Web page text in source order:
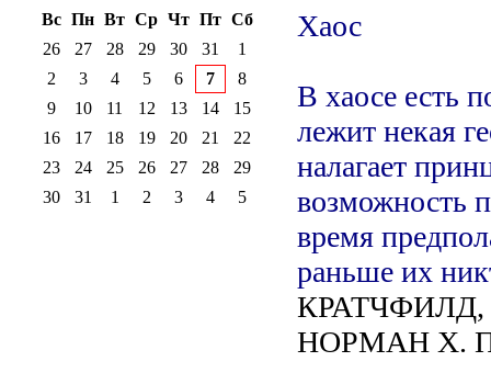
Хаос
В хаосе есть
лежит некая
налагает
возможность
время
раньше их
НОРМАН X.
Вс Пн Вт Ср Чт Пт Сб
26
27 28 29 30 31
1
2
3 4 5 6 7
8
9
10 11 12 13 14
15
16
17 18 19 20 21
22
23
24 25 26 27 28
29
30
31 1 2 3 4 5